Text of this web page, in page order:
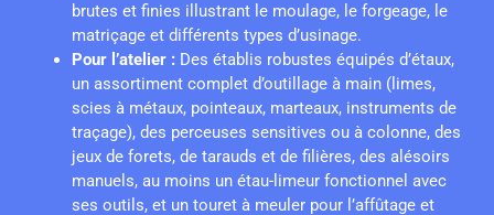
brutes et finies illustrant le moulage, le forgeage, le
matriçage et différents types d’usinage.
Pour l’atelier : Des établis robustes équipés d’étaux,
un assortiment complet d’outillage à main (limes,
scies à métaux, pointeaux, marteaux, instruments de
traçage), des perceuses sensitives ou à colonne, des
jeux de forets, de tarauds et de filières, des alésoirs
manuels, au moins un étau-limeur fonctionnel avec
ses outils, et un touret à meuler pour l’affûtage et